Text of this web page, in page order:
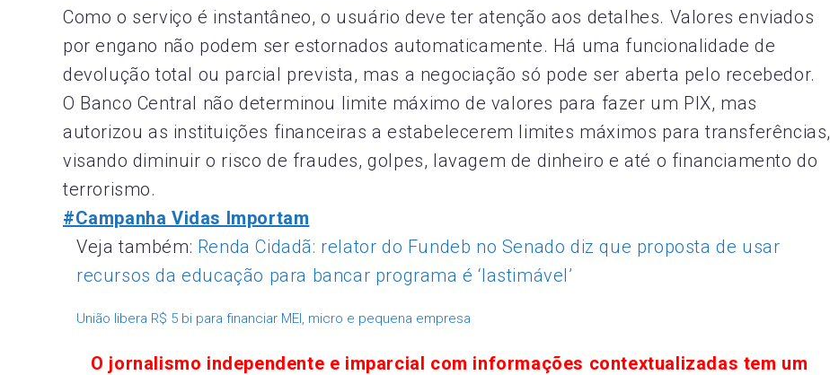
Como o serviço é instantâneo, o usuário deve ter atenção aos detalhes. Valores enviados
por engano não podem ser estornados automaticamente. Há uma funcionalidade de
devolução total ou parcial prevista, mas a negociação só pode ser aberta pelo recebedor.
O Banco Central não determinou limite máximo de valores para fazer um PIX, mas
autorizou as instituições financeiras a estabelecerem limites máximos para transferências,
visando diminuir o risco de fraudes, golpes, lavagem de dinheiro e até o financiamento do
terrorismo.
#Campanha Vidas Importam
Veja também: Renda Cidadã: relator do Fundeb no Senado diz que proposta de usar
recursos da educação para bancar programa é ‘lastimável’
União libera R$ 5 bi para financiar MEI, micro e pequena empresa
O jornalismo independente e imparcial com informações contextualizadas tem um